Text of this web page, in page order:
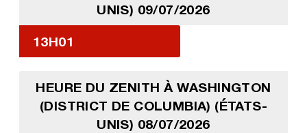
UNIS) 09/07/2026
13H01
HEURE DU ZENITH À WASHINGTON
(DISTRICT DE COLUMBIA) (ÉTATS-
UNIS) 08/07/2026